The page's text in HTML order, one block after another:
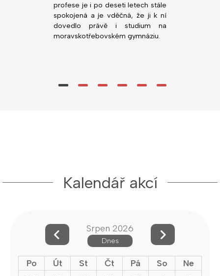
profese je i po deseti letech stále
spokojená a je vděčná, že ji k ní
dovedlo právě i studium na
moravskotřebovském gymnáziu.
Kalendář akcí
Srpen 2026
Dnes
Po Út St Čt Pá So
Ne